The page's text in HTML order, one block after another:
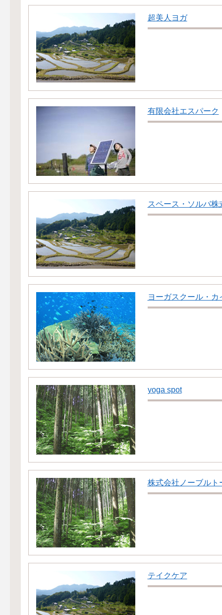
超美人ヨガ
有限会社エスパーク
スペース・ソルバ株
ヨーガスクール・カ
yoga spot
株式会社ノーブルト
テイクケア